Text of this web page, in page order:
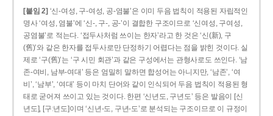
[붙임 2] ‘신-여성, 구-여성, 공-염불’은 이미 두음 법칙이 적용된 자립적인
명사 ‘여성, 염불’에 ‘신-, 구-, 공-’이 결합한 구조이므로 ‘신여성, 구여성,
공염불’로 적는다. ‘접두사처럼 쓰이는 한자’라고 한 것은 ‘신(新), 구
(舊)’와 같은 한자를 접두사로만 단정하기 어렵다는 점을 밝힌 것이다. 실
제로 ‘구(舊)’는 ‘구 시민 회관’과 같은 구성에서는 관형사로도 쓰인다. ‘남
존­-여비, 남부-­여대’ 등은 엄밀히 말하면 합성어는 아니지만, ‘남존’, ‘여
비’, ‘남부’, ‘여대’ 등이 마치 단어와 같이 인식되어 두음 법칙이 적용된 형
태로 굳어져 쓰이고 있는 것이다. 한편 ‘신년도, 구년도’ 등은 발음이 [신
년도], [구ː년도]이며 ‘신년­-도, 구년-­도’로 분석되는 구조이므로 이 규정이